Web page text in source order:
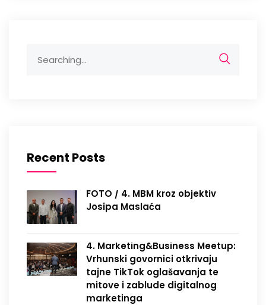
for:
Recent Posts
FOTO / 4. MBM kroz objektiv
Josipa Maslaća
4. Marketing&Business Meetup:
Vrhunski govornici otkrivaju
tajne TikTok oglašavanja te
mitove i zablude digitalnog
marketinga